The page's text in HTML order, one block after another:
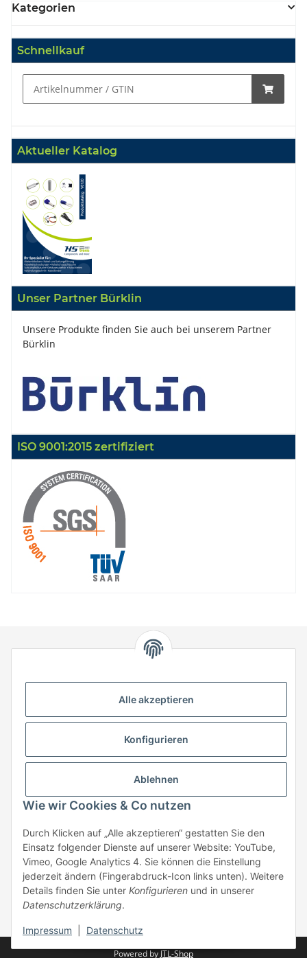
Kategorien
Schnellkauf
Aktueller Katalog
Unser Partner Bürklin
Unsere Produkte finden Sie auch bei unserem Partner
Bürklin
ISO 9001:2015 zertifiziert
74538 Rosengarten-Uttenhofen
Telefon: +49 (0) 7907 943 690
Fax: +49 (0) 7907 942 0222
Mail:info@hstronic-gmbh.de
Beratung:+49 (0) 7907 943690
Anfragen oder Muster anfordern:
info@hstronic-gmbh.de
* Alle Preise zzgl. gesetzlicher USt., zzgl.
Powered by JTL-Shop
Alle akzeptieren
Konfigurieren
Ablehnen
Wie wir Cookies & Co nutzen
Durch Klicken auf „Alle akzeptieren“ gestatten Sie den
Einsatz folgender Dienste auf unserer Website: YouTube,
Vimeo, Google Analytics 4. Sie können die Einstellung
jederzeit ändern (Fingerabdruck-Icon links unten). Weitere
Details finden Sie unter Konfigurieren und in unserer
Datenschutzerklärung.
Impressum Datenschutz